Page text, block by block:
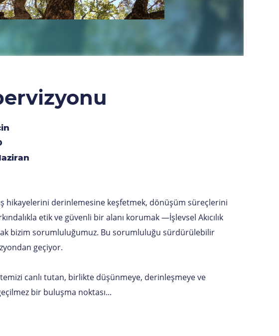
hikayelerini derinlemesine keşfetmek, dönüşüm süreçlerini
etik ve güvenli bir alanı korumak —İşlevsel Akıcılık
bizim sorumluluğumuz. Bu sorumluluğu sürdürülebilir
geçiyor.
canlı tutan, birlikte düşünmeye, derinleşmeye ve
bir buluşma noktası...